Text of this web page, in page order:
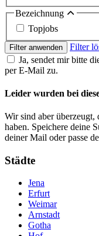
Bezeichnung
Topjobs
Filter anwenden
Filter
Ja, sendet mir bitte
per E-Mail zu.
Leider wurden bei
Wir sind aber überzeugt,
haben. Speichere deine
deiner Mail oder passe
Städte
Jena
Erfurt
Weimar
Arnstadt
Gotha